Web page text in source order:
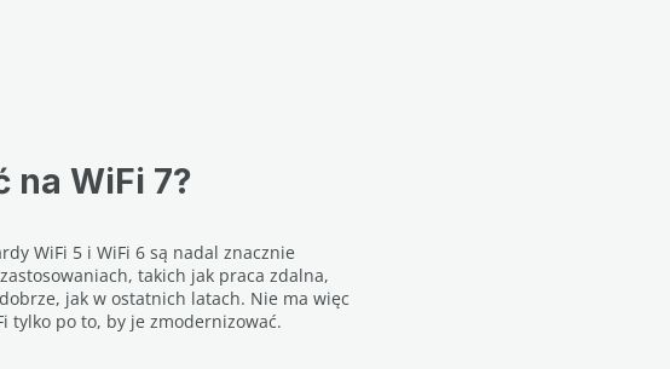
na WiFi 7?
WiFi 5 i WiFi 6 są nadal znacznie
takich jak praca zdalna,
jak w ostatnich latach. Nie ma więc
tylko po to, by je zmodernizować.